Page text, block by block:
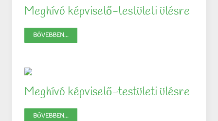
Meghívó képviselő-testületi ülésre
BŐVEBBEN...
Meghívó képviselő-testületi ülésre
BŐVEBBEN...